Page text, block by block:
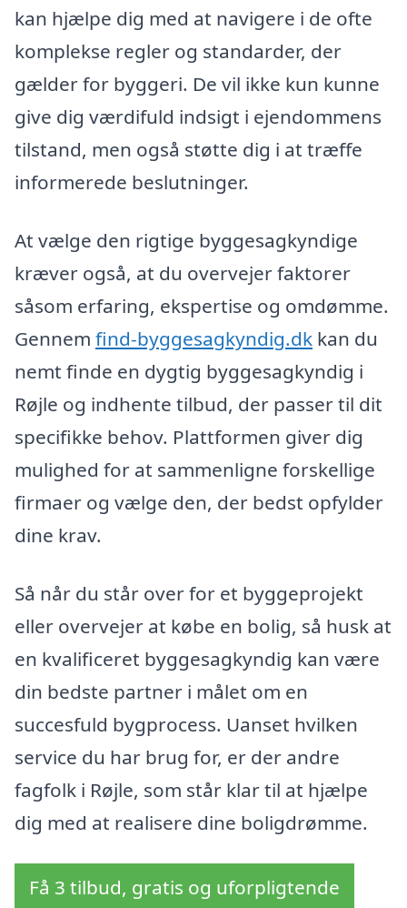
kan hjælpe dig med at navigere i de ofte
komplekse regler og standarder, der
gælder for byggeri. De vil ikke kun kunne
give dig værdifuld indsigt i ejendommens
tilstand, men også støtte dig i at træffe
informerede beslutninger.
At vælge den rigtige byggesagkyndige
kræver også, at du overvejer faktorer
såsom erfaring, ekspertise og omdømme.
Gennem find-byggesagkyndig.dk kan du
nemt finde en dygtig byggesagkyndig i
Røjle og indhente tilbud, der passer til dit
specifikke behov. Plattformen giver dig
mulighed for at sammenligne forskellige
firmaer og vælge den, der bedst opfylder
dine krav.
Så når du står over for et byggeprojekt
eller overvejer at købe en bolig, så husk at
en kvalificeret byggesagkyndig kan være
din bedste partner i målet om en
succesfuld bygprocess. Uanset hvilken
service du har brug for, er der andre
fagfolk i Røjle, som står klar til at hjælpe
dig med at realisere dine boligdrømme.
Få 3 tilbud, gratis og uforpligtende